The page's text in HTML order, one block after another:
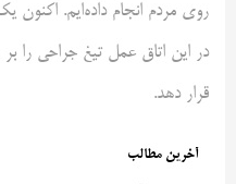
روی مردم انجام داده‌ایم. اکنون
در این اتاق عمل تیغ جراحی را
قرار دهد.
آخرین مطالب